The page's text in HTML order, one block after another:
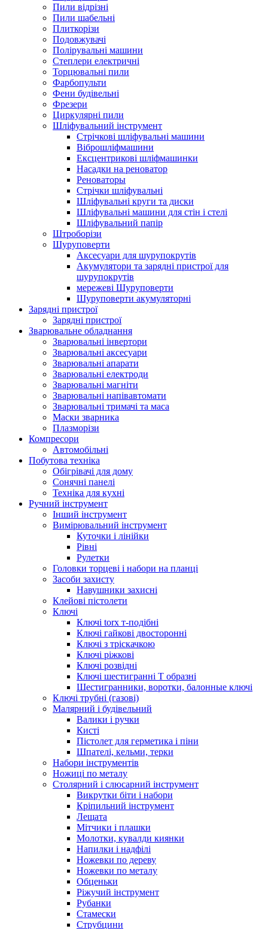
Пили відрізні
Пили шабельні
Плиткорізи
Подовжувачі
Полірувальні машини
Степлери електричні
Торцювальні пили
Фарбопульти
Фени будівельні
Фрезери
Циркулярні пили
Шліфувальний інструмент
Cтрічкові шліфувальні машини
Віброшліфмашини
Ексцентрикові шліфмашинки
Насадки на реноватор
Реноваторы
Стрічки шліфувальні
Шліфувальні круги та диски
Шліфувальні машини для стін і стелі
Шліфувальний папір
Штроборізи
Шуруповерти
Аксесуари для шурупокрутів
Акумулятори та зарядні пристрої для
шурупокрутів
мережеві Шуруповерти
Шуруповерти акумуляторні
Зарядні пристрої
Зарядні пристрої
Зварювальне обладнання
Зварювальні інвертори
Зварювальні аксесуари
Зварювальні апарати
Зварювальні електроди
Зварювальні магніти
Зварювальні напівавтомати
Зварювальні тримачі та маса
Маски зварника
Плазморізи
Компресори
Автомобільні
Побутова техніка
Обігрівачі для дому
Сонячні панелі
Техніка для кухні
Ручний інструмент
Інший інструмент
Вимірювальний інструмент
Куточки і лінійки
Рівні
Рулетки
Головки торцеві і набори на планці
Засоби захисту
Навушники захисні
Клейові пістолети
Ключі
Ключі torx т-подібні
Ключі гайкові двосторонні
Ключі з тріскачкою
Ключі ріжкові
Ключі розвідні
Ключі шестигранні Т образні
Шестигранники, воротки, балонные ключі
Ключі трубні (газові)
Малярний і будівельний
Валики і ручки
Кисті
Пістолет для герметика і піни
Шпателі, кельми, терки
Набори інструментів
Ножиці по металу
Столярний і слюсарний інструмент
Викрутки біти і набори
Кріпильний інструмент
Лещата
Мітчики і плашки
Молотки, кувалди киянки
Напилки і надфілі
Ножевки по дереву
Ножевки по металу
Обценьки
Ріжучий інструмент
Рубанки
Стамески
Струбцини